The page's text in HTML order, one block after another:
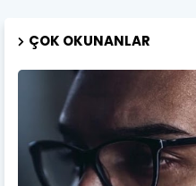
ÇOK OKUNANLAR